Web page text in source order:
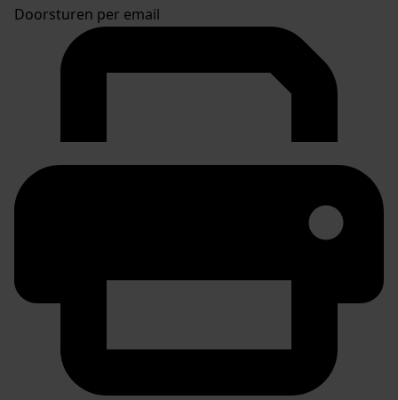
Doorsturen per email